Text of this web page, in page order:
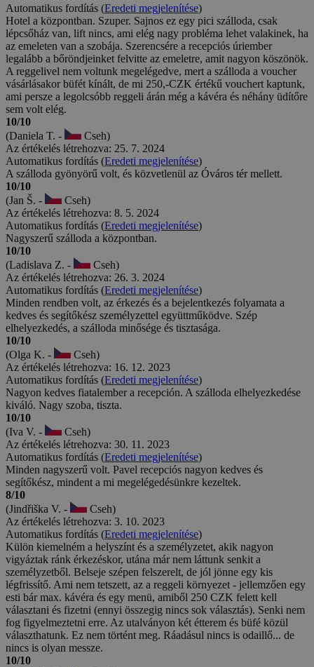
Automatikus fordítás (Eredeti megjelenítése)
Hotel a központban. Szuper. Sajnos ez egy pici szálloda, csak
lépcsőház van, lift nincs, ami elég nagy probléma lehet valakinek, ha
az emeleten van a szobája. Szerencsére a recepciós úriember
legalább a bőröndjeinket felvitte az emeletre, amit nagyon köszönök.
A reggelivel nem voltunk megelégedve, mert a szálloda a voucher
vásárlásakor büfét kínált, de mi 250,-CZK értékű vouchert kaptunk,
ami persze a legolcsóbb reggeli árán még a kávéra és néhány üdítőre
sem volt elég.
10/10
(Daniela T. -
Cseh)
Az értékelés létrehozva: 25. 7. 2024
Automatikus fordítás (Eredeti megjelenítése)
A szálloda gyönyörű volt, és közvetlenül az Óváros tér mellett.
10/10
(Jan Š. -
Cseh)
Az értékelés létrehozva: 8. 5. 2024
Automatikus fordítás (Eredeti megjelenítése)
Nagyszerű szálloda a központban.
10/10
(Ladislava Z. -
Cseh)
Az értékelés létrehozva: 26. 3. 2024
Automatikus fordítás (Eredeti megjelenítése)
Minden rendben volt, az érkezés és a bejelentkezés folyamata a
kedves és segítőkész személyzettel együttműködve. Szép
elhelyezkedés, a szálloda minősége és tisztasága.
10/10
(Olga K. -
Cseh)
Az értékelés létrehozva: 16. 12. 2023
Automatikus fordítás (Eredeti megjelenítése)
Nagyon kedves fiatalember a recepción. A szálloda elhelyezkedése
kiváló. Nagy szoba, tiszta.
10/10
(Iva V. -
Cseh)
Az értékelés létrehozva: 30. 11. 2023
Automatikus fordítás (Eredeti megjelenítése)
Minden nagyszerű volt. Pavel recepciós nagyon kedves és
segítőkész, mindent a mi megelégedésünkre kezeltek.
8/10
(Jindřiška V. -
Cseh)
Az értékelés létrehozva: 3. 10. 2023
Automatikus fordítás (Eredeti megjelenítése)
Külön kiemelném a helyszínt és a személyzetet, akik nagyon
vigyáztak ránk érkezéskor, utána már nem láttunk senkit a
személyzetből. Belseje szépen felszerelt, de jól jönne egy kis
légfrissítő. Ami nem tetszett, az a reggeli környezet - jellemzően egy
esti bár max. kávéra és egy menü, amiből 250 CZK felett kell
választani és fizetni (ennyi összegig nincs sok választás). Senki nem
fog figyelmeztetni erre. Az utalványon két étterem és büfé közül
választhatunk. Ez nem történt meg. Ráadásul nincs is odaillő... de
nincs is olyan messze.
10/10